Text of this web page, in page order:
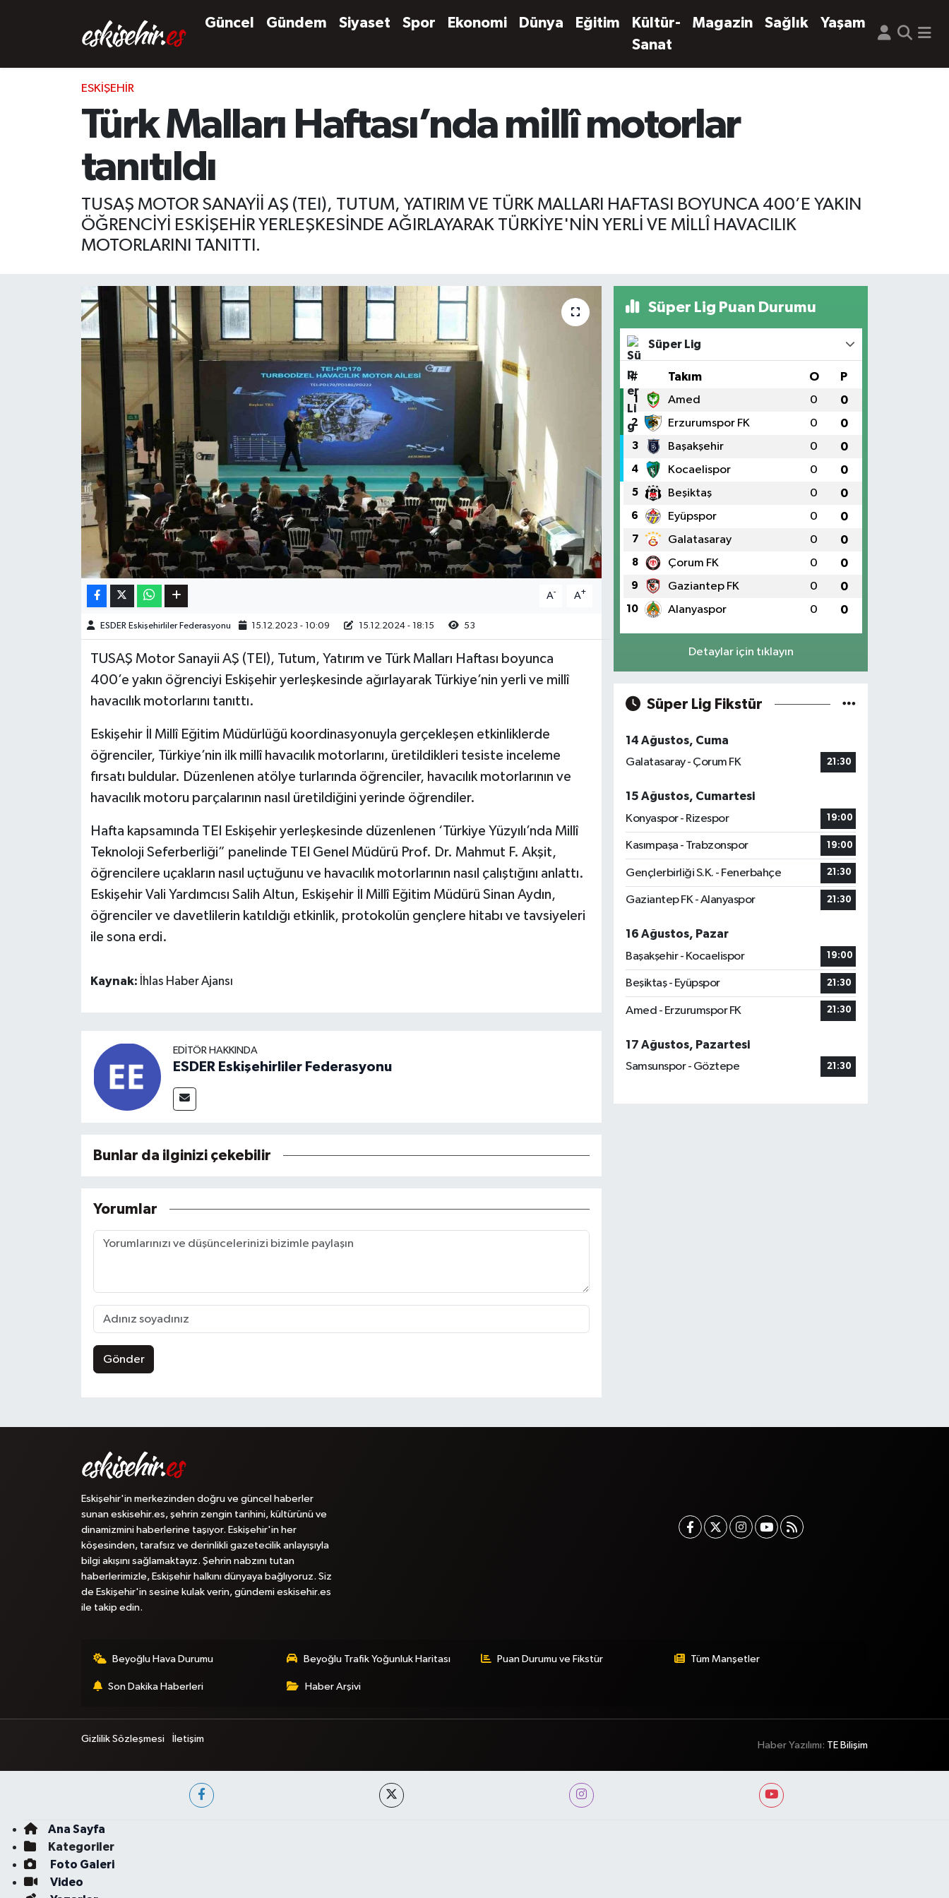
Güncel Gündem Siyaset Spor Ekonomi Dünya Eğitim
Kültür-
Sanat
Magazin Sağlık Yaşam
ESKIŞEHIR
Türk Malları Haftası’nda millî motorlar
tanıtıldı
TUSAŞ MOTOR SANAYİİ AŞ (TEI), TUTUM, YATIRIM VE TÜRK MALLARI HAFTASI BOYUNCA 400’E YAKIN
ÖĞRENCİYİ ESKİŞEHİR YERLEŞKESİNDE AĞIRLAYARAK TÜRKİYE'NİN YERLİ VE MİLLÎ HAVACILIK
MOTORLARINI TANITTI.
A- A+
ESDER Eskişehirliler Federasyonu 15.12.2023 - 10:09 15.12.2024 - 18:15 53
TUSAŞ Motor Sanayii AŞ (TEI), Tutum, Yatırım ve Türk Malları Haftası boyunca
400’e yakın öğrenciyi Eskişehir yerleşkesinde ağırlayarak Türkiye’nin yerli ve millî
havacılık motorlarını tanıttı.
Eskişehir İl Millî Eğitim Müdürlüğü koordinasyonuyla gerçekleşen etkinliklerde
öğrenciler, Türkiye’nin ilk millî havacılık motorlarını, üretildikleri tesiste inceleme
fırsatı buldular. Düzenlenen atölye turlarında öğrenciler, havacılık motorlarının ve
havacılık motoru parçalarının nasıl üretildiğini yerinde öğrendiler.
Hafta kapsamında TEI Eskişehir yerleşkesinde düzenlenen ‘Türkiye Yüzyılı’nda Millî
Teknoloji Seferberliği” panelinde TEI Genel Müdürü Prof. Dr. Mahmut F. Akşit,
öğrencilere uçakların nasıl uçtuğunu ve havacılık motorlarının nasıl çalıştığını anlattı.
Eskişehir Vali Yardımcısı Salih Altun, Eskişehir İl Millî Eğitim Müdürü Sinan Aydın,
öğrenciler ve davetlilerin katıldığı etkinlik, protokolün gençlere hitabı ve tavsiyeleri
ile sona erdi.
Kaynak: İhlas Haber Ajansı
EDITÖR HAKKINDA
ESDER Eskişehirliler Federasyonu
Bunlar da ilginizi çekebilir
Yorumlar
Gönder
Süper Lig Puan Durumu
Süper Lig
# Takım O P
1 Amed 0 0
2 Erzurumspor FK 0 0
3 Başakşehir 0 0
4 Kocaelispor 0 0
5 Beşiktaş 0 0
6 Eyüpspor 0 0
7 Galatasaray 0 0
8 Çorum FK 0 0
9 Gaziantep FK 0 0
10 Alanyaspor 0 0
Detaylar için tıklayın
Süper Lig Fikstür
14 Ağustos, Cuma
Galatasaray - Çorum FK
21:30
15 Ağustos, Cumartesi
Konyaspor - Rizespor
19:00
Kasımpaşa - Trabzonspor 19:00
Gençlerbirliği S.K. - Fenerbahçe 21:30
Gaziantep FK - Alanyaspor 21:30
16 Ağustos, Pazar
Başakşehir - Kocaelispor
19:00
Beşiktaş - Eyüpspor 21:30
Amed - Erzurumspor FK 21:30
17 Ağustos, Pazartesi
Samsunspor - Göztepe
21:30
Eskişehir'in merkezinden doğru ve güncel haberler
sunan eskisehir.es, şehrin zengin tarihini, kültürünü ve
dinamizmini haberlerine taşıyor. Eskişehir'in her
köşesinden, tarafsız ve derinlikli gazetecilik anlayışıyla
bilgi akışını sağlamaktayız. Şehrin nabzını tutan
haberlerimizle, Eskişehir halkını dünyaya bağlıyoruz. Siz
de Eskişehir'in sesine kulak verin, gündemi eskisehir.es
ile takip edin.
Beyoğlu Hava Durumu Beyoğlu Trafik Yoğunluk Haritası Puan Durumu ve Fikstür Tüm Manşetler
Son Dakika Haberleri Haber Arşivi
Gizlilik Sözleşmesi İletişim
Haber Yazılımı: TE Bilişim
Ana Sayfa
Kategoriler
Foto Galeri
Video